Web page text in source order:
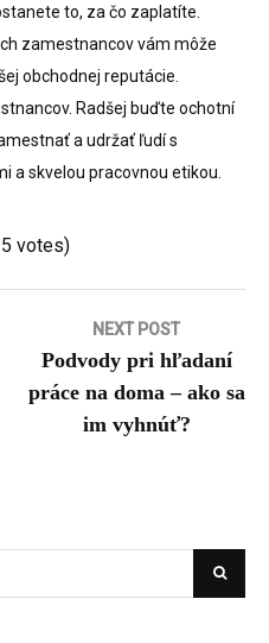
to, za čo zaplatíte.
zamestnancov vám môže
obchodnej reputácie.
Radšej buďte ochotní
a udržať ľudí s
a skvelou pracovnou etikou.
votes)
NEXT POST
Podvody pri hľadaní
práce na doma – ako sa
im vyhnúť?